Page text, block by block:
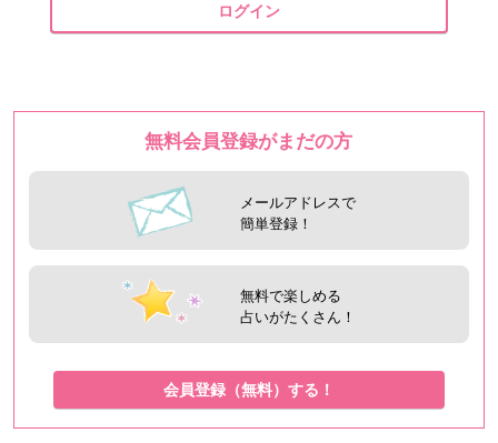
ログイン
無料会員登録がまだの方
メールアドレスで
簡単登録！
無料で楽しめる
占いがたくさん！
会員登録（無料）する！